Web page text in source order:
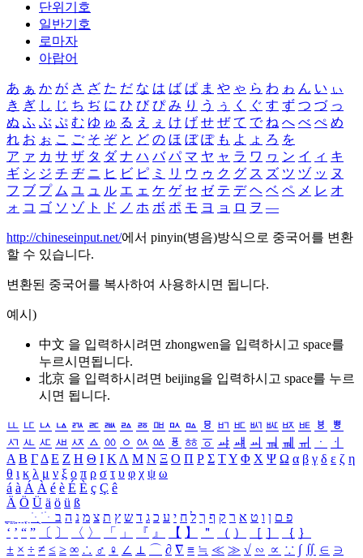
단위기호
일반기호
로마자
아랍어
あ ぁ か が さ ざ た だ な は ば ぱ ま や ゃ ら わ ゎ ん い ぃ
き ぎ し じ ち ぢ に ひ び ぴ み り う ぅ く ぐ す ず つ づ っ
ぬ ふ ぶ ぷ む ゆ ゅ る え ぇ け げ せ ぜ て で ね へ べ ぺ め
れ お ぉ こ ご そ ぞ と ど の ほ ぼ ぽ も よ ょ ろ を
ア ァ カ サ ザ タ ダ ナ ハ バ パ マ ヤ ャ ラ ワ ヮ ン イ ィ キ
ギ シ ジ チ ヂ ニ ヒ ビ ピ ミ リ ウ ゥ ク グ ス ズ ツ ヅ ッ ヌ
フ ブ プ ム ユ ュ ル エ ェ ケ ゲ セ ゼ テ デ ヘ ベ ペ メ レ オ
ォ コ ゴ ソ ゾ ト ド ノ ホ ボ ポ モ ヨ ョ ロ ヲ ―
http://chineseinput.net/에서 pinyin(병음)방식으로 중국어를 변환
할 수 있습니다.
변환된 중국어를 복사하여 사용하시면 됩니다.
예시)
中文 을 입력하시려면 zhongwen을 입력하시고 space를
누르시면됩니다.
北京 을 입력하시려면 beijing을 입력하시고 space를 누르
시면 됩니다.
ㅥ ㅦ ㅧ ㅨ ㅩ ㅪ ㅫ ㅬ ㅭ ㅮ ㅯ ㅰ ㅱ ㅲ ㅳ ㅴ ㅵ ㅶ ㅷ ㅸ
ㅹ
ㅺ ㅻ ㅼ ㅽ ㅾ ㅿ ㆀ ㆁ ㆂ ㆃ ㆄ ㆅ ㆆ ㆇ ㆈ ㆉ ㆊ ㆋ ㆌ ㆍ
ㆎ
Α Β ΓΔ Ε Ζ Η Θ Ι ΚΛ Μ Ν Ξ Ο Π Ρ Σ ΤΥ Φ Χ Ψ Ω α β γ δ ε ζ η
θ ι κ λ μ ν ξ ο π ρ σ τ υ φ χ ψ ω
á à Á À é è É È ç Ç ê
Ä Ö Ü ä ö ü ß
ִֶֹ ֻּ ׁׂ פ ם ן ו ט א ר ק ף ך ל ח י ע כ ג ד ש ץ ת צ מ נ ה ב
‘ ’ “ ” 〔 〕 〈 〉 「 」 『 』 【 】 ＂ （ ） ［ ］ ｛ ｝
± × ÷ ≠ ≤ ≥ ∞ ∴ ♂ ♀ ∠ ⊥ ⌒ ∂ ∇ ≡ ≒ ≪ ≫ √ ∽ ∝ ∵ ∫ ∬ ∈ ∋